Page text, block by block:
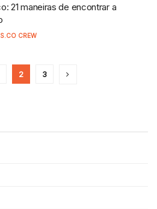
21 maneiras de encontrar a
CREW
2 3